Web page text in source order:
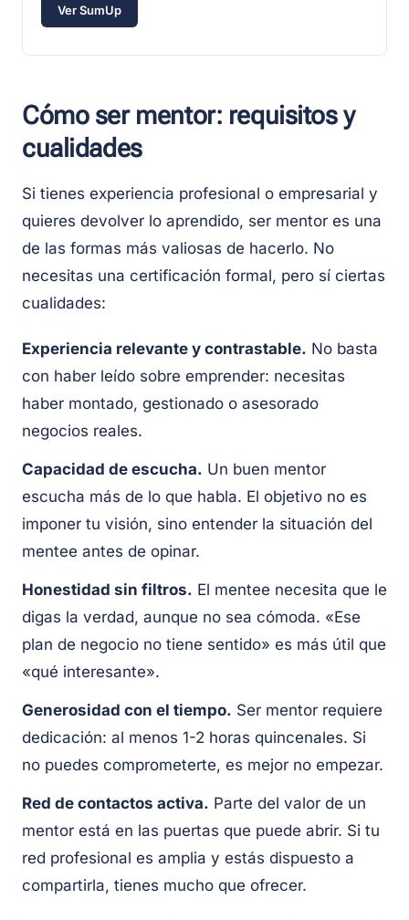
Ver SumUp
Cómo ser mentor: requisitos y
cualidades
Si tienes experiencia profesional o empresarial y
quieres devolver lo aprendido, ser mentor es una
de las formas más valiosas de hacerlo. No
necesitas una certificación formal, pero sí ciertas
cualidades:
Experiencia relevante y contrastable. No basta
con haber leído sobre emprender: necesitas
haber montado, gestionado o asesorado
negocios reales.
Capacidad de escucha. Un buen mentor
escucha más de lo que habla. El objetivo no es
imponer tu visión, sino entender la situación del
mentee antes de opinar.
Honestidad sin filtros. El mentee necesita que le
digas la verdad, aunque no sea cómoda. «Ese
plan de negocio no tiene sentido» es más útil que
«qué interesante».
Generosidad con el tiempo. Ser mentor requiere
dedicación: al menos 1-2 horas quincenales. Si
no puedes comprometerte, es mejor no empezar.
Red de contactos activa. Parte del valor de un
mentor está en las puertas que puede abrir. Si tu
red profesional es amplia y estás dispuesto a
compartirla, tienes mucho que ofrecer.